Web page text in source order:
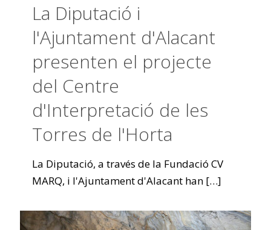
La Diputació i
l'Ajuntament d'Alacant
presenten el projecte
del Centre
d'Interpretació de les
Torres de l'Horta
La Diputació, a través de la Fundació CV
MARQ, i l'Ajuntament d'Alacant han […]